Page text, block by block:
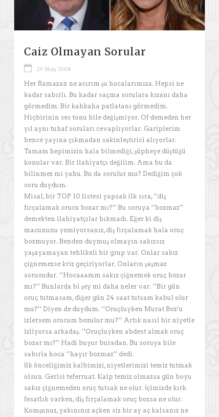
Caiz Olmayan Sorular
29 May 2018
Her Ramazan ne acırım şu hocalarımıza. Hepsi ne
kadar sabırlı. Bu kadar saçma sorulara kızanı daha
görmedim. Bir kahkaha patlatanı görmedim.
Hiçbirinin ses tonu bile değişmiyor. Of demeden her
yıl aynı tuhaf soruları cevaplıyorlar. Gariplerim
bence yayına çıkmadan sakinleştirici alıyorlar.
Tamam hepimizin hala bilmediği, şüpheye düştüğü
konular var. Bir ilahiyatçı değilim. Ama bu da
bilinmez mi yahu. Bu da sorulur mu? Dediğim çok
soru duydum.
Misal, bir TOP 10 listesi yapsak ilk sıra, ‘’diş
fırçalamak orucu bozar mı?’’ Bu soruya ‘’bozmaz’’
demekten ilahiyatçılar bıkmadı. Eğer ki diş
macununu yemiyorsanız, diş fırçalamak hala oruç
bozmuyor. Benden duymuş olmayın sakızsız
yaşayamayan tehlikeli bir grup var. Onlar sakız
çiğnemezse kriz geçiriyorlar. Onların şaşmaz
sorusudur. ‘’Hocaaamm sakız çiğnemek oruç bozar
mı?’’ Bunlarda bi şey mi daha neler var. ‘’Bir gün
oruç tutmasam, diğer gün 24 saat tutsam kabul olur
mu?’’ Diyen de duydum. ‘’Oruçluyken Murat Boz’u
izlersem orucum bozulur mu?’’ Artık nasıl bir niyetle
izliyorsa arkadaş. ‘’Oruçluyken abdest almak oruç
bozar mı?’’ Hadi buyur buradan. Bu soruya bile
sabırla hoca ‘’hayır bozmaz’’ dedi.
İlk önceliğimiz kalbimizi, niyetlerimizi temiz tutmak
olsun. Gerisi teferruat. Kalp temiz olmazsa gün boyu
sakız çiğnemeden oruç tutsak ne olur. İçimizde kırk
fesatlık varken, diş fırçalamak oruç bozsa ne olur.
Komşunuz, yakınınız açken siz bir ay aç kalsanız ne